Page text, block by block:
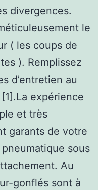
divergences.
le
( les coups de
). Remplissez
d’entretien au
expérience
et très
garants de votre
sous
Au
gonflés sont à